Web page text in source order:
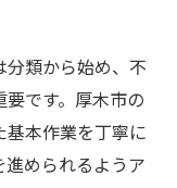
分類から始め、不
です。厚木市の
本作業を丁寧に
められるようア